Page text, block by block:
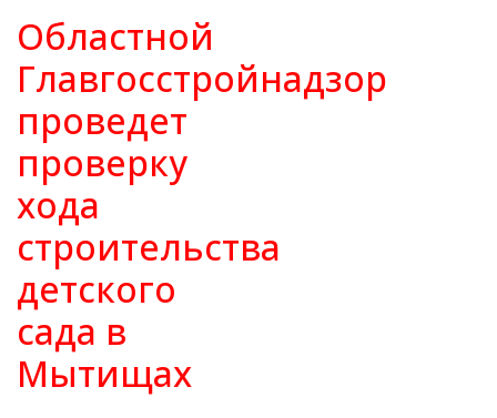
Областной
Главгосстройнадзор
проведет
проверку
хода
строительства
детского
сада в
Мытищах